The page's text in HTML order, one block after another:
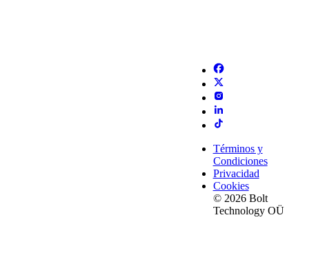
Términos y
Condiciones
Privacidad
Cookies
© 2026 Bolt
Technology OÜ